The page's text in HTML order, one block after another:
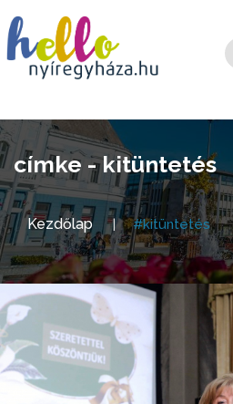
címke - kitüntetés
Kezdőlap #kitüntetés